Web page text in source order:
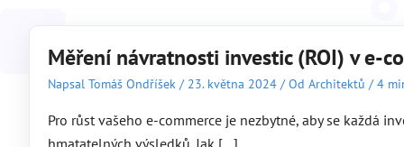
Měření návratnosti investic (ROI) v e-
Napsal Tomáš Ondříšek / 23. května 2024 /Od Architektů /4
Pro růst vašeho e-commerce je nezbytné, aby se každá
hmatatelných výsledků. Jak […]